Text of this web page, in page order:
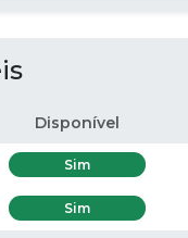
Disponível
Sim
Sim